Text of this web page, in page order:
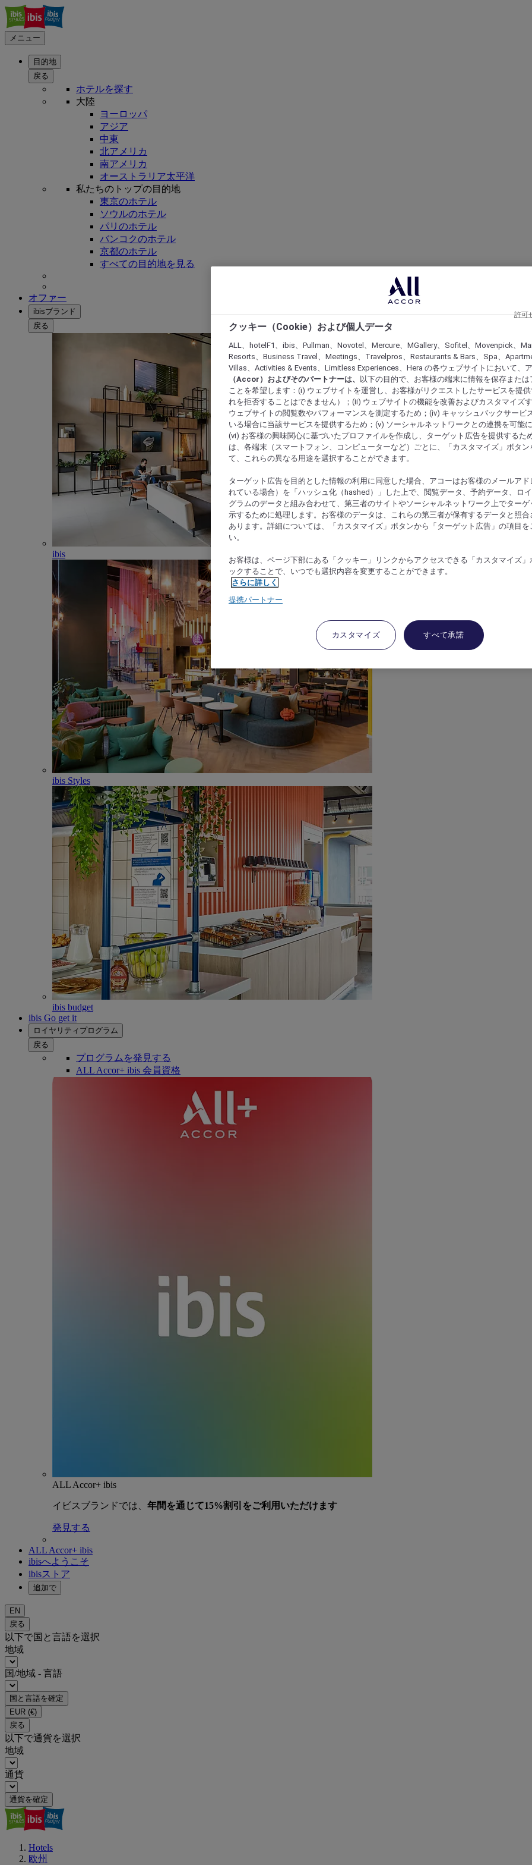
メニュー
目的地
戻る
ホテルを探す
大陸
ヨーロッパ
アジア
中東
北アメリカ
南アメリカ
オーストラリア太平洋
私たちのトップの目的地
東京のホテル
ソウルのホテル
パリのホテル
バンコクのホテル
京都のホテル
すべての目的地を見る
オファー
ibisブランド
戻る
ibis
ibis Styles
ibis budget
ibis Go get it
ロイヤリティプログラム
戻る
プログラムを発見する
ALL Accor+ ibis 会員資格
ALL Accor+ ibis
イビスブランドでは、 年間を通じて15%割引をご利用いただけます
発見する
ALL Accor+ ibis
ibisへようこそ
ibisストア
追加で
EN
戻る
以下で国と言語を選択
地域
国/地域 - 言語
国と言語を確定
EUR (€)
戻る
以下で通貨を選択
地域
通貨
通貨を確定
Hotels
欧州
クッキー（Cookie）および個人データ
ALL、hotelF1、ibis、Pullman、Novotel、Mercure、MGallery、Sofitel、Movenpick、
Resorts、Business Travel、Meetings、Travelpros、Restaurants & Bars、Spa、
Villas、Activities & Events、Limitless Experiences、Hera の各ウェブサイトにおいて、
（Accor）およびそのパートナーは、
以下の目的で、お客様の端末に情報を保存または
ことを希望します：(i) ウェブサイトを運営し、お客様がリクエストしたサービスを提供
れを拒否することはできません）；(ii) ウェブサイトの機能を改善およびカスタマイズ
ウェブサイトの閲覧数やパフォーマンスを測定するため；(iv) キャッシュバックサービ
いる場合に当該サービスを提供するため；(v) ソーシャルネットワークとの連携を可能
(vi) お客様の興味関心に基づいたプロファイルを作成し、ターゲット広告を提供するた
は、各端末（スマートフォン、コンピューターなど）ごとに、「カスタマイズ」ボタン
て、これらの異なる用途を選択することができます。
ターゲット広告を目的とした情報の利用に同意した場合、アコーはお客様のメールアド
れている場合）を「ハッシュ化（hashed）」した上で、閲覧データ、予約データ、ロ
グラムのデータと組み合わせて、第三者のサイトやソーシャルネットワーク上でター
示するために処理します。お客様のデータは、これらの第三者が保有するデータと照合
あります。詳細については、「カスタマイズ」ボタンから「ターゲット広告」の項目を
い。
お客様は、ページ下部にある「クッキー」リンクからアクセスできる「カスタマイズ」
ックすることで、いつでも選択内容を変更することができます。
さらに詳しく
提携パートナー
カスタマイズ すべて承諾
許可